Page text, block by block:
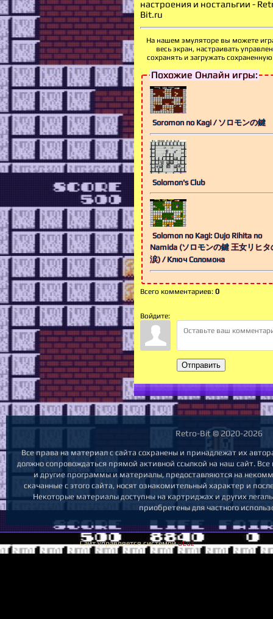
настроения и ностальгии -
Bit.ru
На нашем эмуляторе вы можете
весь экран, настраивать
сохранять и загружать
Похожие Онлайн игры:
Soromon no Kagi / ソロモンの鍵
Solomon's Club
Solomon no Kagi: Oujo Rihita no
Namida (ソロモンの鍵 王女リヒタ
涙) / Ключ Соломона
Всего комментариев: 0
Войдите:
Отправить
Retro-Bit © 2020-2026
Все права на материал с сайта сохранены и принадлежат их
должно сопровождаться прямой активной ссылкой на наш сайт.
и другие программы и материалы, предоставляются на
скачанные с этого сайта, носят ознакомительный характер и
Некоторые материалы доступны на картриджах и других
приобретены для частного
Сайт управляется системойuCoz